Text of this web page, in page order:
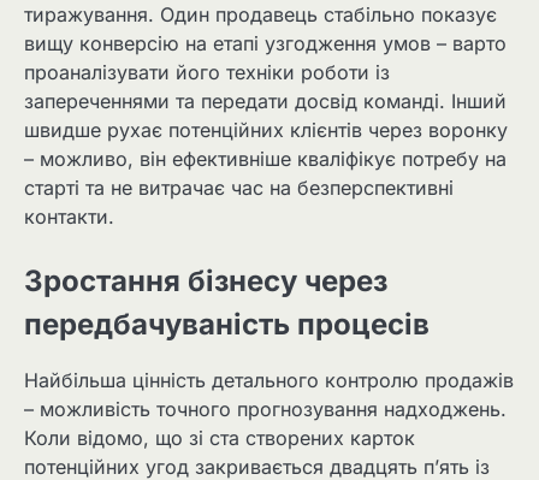
тиражування. Один продавець стабільно показує
вищу конверсію на етапі узгодження умов – варто
проаналізувати його техніки роботи із
запереченнями та передати досвід команді. Інший
швидше рухає потенційних клієнтів через воронку
– можливо, він ефективніше кваліфікує потребу на
старті та не витрачає час на безперспективні
контакти.
Зростання бізнесу через
передбачуваність процесів
Найбільша цінність детального контролю продажів
– можливість точного прогнозування надходжень.
Коли відомо, що зі ста створених карток
потенційних угод закривається двадцять п’ять із